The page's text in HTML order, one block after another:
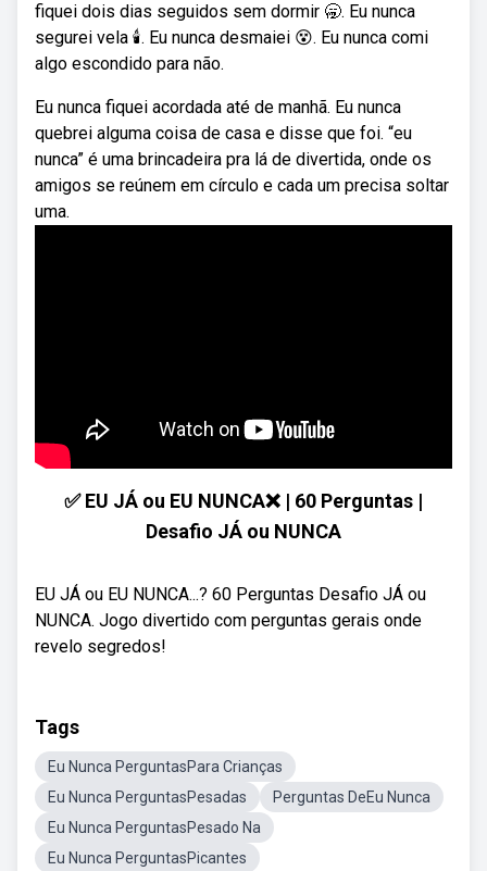
fiquei dois dias seguidos sem dormir 🥱. Eu nunca
segurei vela 🕯️. Eu nunca desmaiei 😵. Eu nunca comi
algo escondido para não.
Eu nunca fiquei acordada até de manhã. Eu nunca
quebrei alguma coisa de casa e disse que foi. “eu
nunca” é uma brincadeira pra lá de divertida, onde os
amigos se reúnem em círculo e cada um precisa soltar
uma.
✅ EU JÁ ou EU NUNCA❌ | 60 Perguntas |
Desafio JÁ ou NUNCA
EU JÁ ou EU NUNCA...? 60 Perguntas Desafio JÁ ou
NUNCA. Jogo divertido com perguntas gerais onde
revelo segredos!
Tags
Eu Nunca PerguntasPara Crianças
Eu Nunca PerguntasPesadas
Perguntas DeEu Nunca
Eu Nunca PerguntasPesado Na
Eu Nunca PerguntasPicantes